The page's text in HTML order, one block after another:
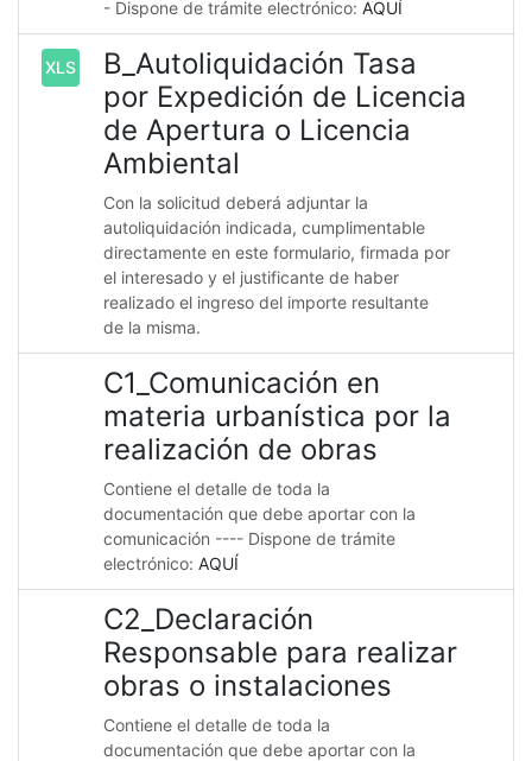
- Dispone de trámite electrónico: AQUÍ
XLS
B_Autoliquidación Tasa
por Expedición de Licencia
de Apertura o Licencia
Ambiental
Con la solicitud deberá adjuntar la
autoliquidación indicada, cumplimentable
directamente en este formulario, firmada por
el interesado y el justificante de haber
realizado el ingreso del importe resultante
de la misma.
C1_Comunicación en
materia urbanística por la
realización de obras
Contiene el detalle de toda la
documentación que debe aportar con la
comunicación ---- Dispone de trámite
electrónico: AQUÍ
C2_Declaración
Responsable para realizar
obras o instalaciones
Contiene el detalle de toda la
documentación que debe aportar con la